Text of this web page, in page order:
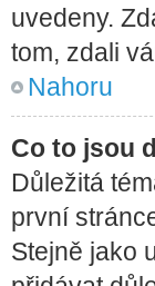
uvedeny.
tom, zdali
Nahoru
Co to jsou
Důležitá
první
Stejně jako